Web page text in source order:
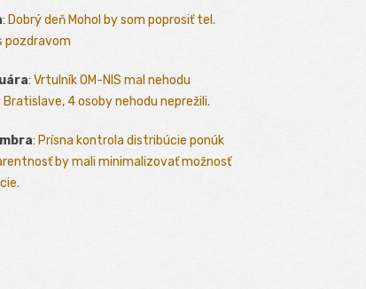
: Dobrý deň Mohol by som poprosiť tel.
pozdravom
: Vrtulník OM-NIS mal nehodu
Bratislave, 4 osoby nehodu neprežili.
: Prísna kontrola distribúcie ponúk
by mali minimalizovať možnosť